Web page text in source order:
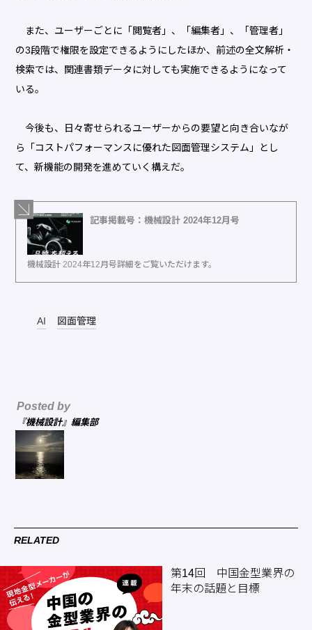
また、ユーザーごとに「閲覧者」、「編集者」、「管理者」
の3段階で権限を設定できるようにしたほか、前述の全文解析・
検索では、関連書類データに対しても実施できるようになって
いる。
今後も、日々寄せられるユーザーからの要望と向き合いなが
ら「コストパフォーマンスに優れた図面管理システム」とし
て、新機能の開発を進めていく構えだ。
記事掲載号：機械設計 2024年12月号
機械設計 2024年12月号詳細をご覧いただけます。
AI 図面管理
Posted by
『機械設計』編集部
RELATED
第14回 中国金型業界の
年末の話題と目標